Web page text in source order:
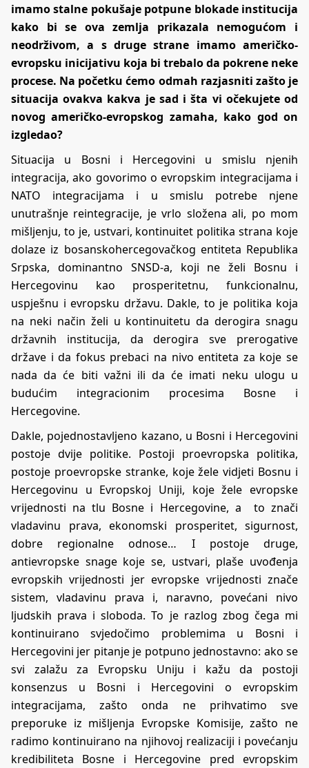
imamo stalne pokušaje potpune blokade institucija
kako bi se ova zemlja prikazala nemogućom i
neodrživom, a s druge strane imamo američko-
evropsku inicijativu koja bi trebalo da pokrene neke
procese. Na početku ćemo odmah razjasniti zašto je
situacija ovakva kakva je sad i šta vi očekujete od
novog američko-evropskog zamaha, kako god on
izgledao?
Situacija u Bosni i Hercegovini u smislu njenih
integracija, ako govorimo o evropskim integracijama i
NATO integracijama i u smislu potrebe njene
unutrašnje reintegracije, je vrlo složena ali, po mom
mišljenju, to je, ustvari, kontinuitet politika strana koje
dolaze iz bosanskohercegovačkog entiteta Republika
Srpska, dominantno SNSD-a, koji ne želi Bosnu i
Hercegovinu kao prosperitetnu, funkcionalnu,
uspješnu i evropsku državu. Dakle, to je politika koja
na neki način želi u kontinuitetu da derogira snagu
državnih institucija, da derogira sve prerogative
države i da fokus prebaci na nivo entiteta za koje se
nada da će biti važni ili da će imati neku ulogu u
budućim integracionim procesima Bosne i
Hercegovine.
Dakle, pojednostavljeno kazano, u Bosni i Hercegovini
postoje dvije politike. Postoji proevropska politika,
postoje proevropske stranke, koje žele vidjeti Bosnu i
Hercegovinu u Evropskoj Uniji, koje žele evropske
vrijednosti na tlu Bosne i Hercegovine, a to znači
vladavinu prava, ekonomski prosperitet, sigurnost,
dobre regionalne odnose… I postoje druge,
antievropske snage koje se, ustvari, plaše uvođenja
evropskih vrijednosti jer evropske vrijednosti znače
sistem, vladavinu prava i, naravno, povećani nivo
ljudskih prava i sloboda. To je razlog zbog čega mi
kontinuirano svjedočimo problemima u Bosni i
Hercegovini jer pitanje je potpuno jednostavno: ako se
svi zalažu za Evropsku Uniju i kažu da postoji
konsenzus u Bosni i Hercegovini o evropskim
integracijama, zašto onda ne prihvatimo sve
preporuke iz mišljenja Evropske Komisije, zašto ne
radimo kontinuirano na njihovoj realizaciji i povećanju
kredibiliteta Bosne i Hercegovine pred evropskim